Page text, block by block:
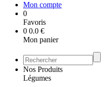
Mon compte
0
Favoris
0 0.0 €
Mon panier
Nos Produits
Légumes